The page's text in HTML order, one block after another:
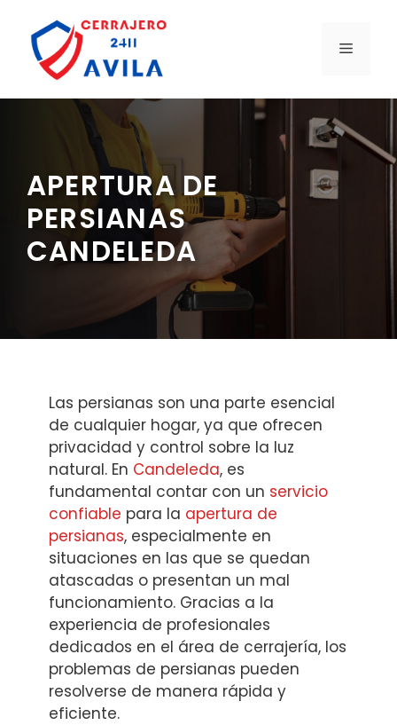
contenido
MENÚ
APERTURA DE
PERSIANAS
CANDELEDA
Las persianas son una parte esencial
de cualquier hogar, ya que ofrecen
privacidad y control sobre la luz
natural. En Candeleda, es
fundamental contar con un servicio
confiable para la apertura de
persianas, especialmente en
situaciones en las que se quedan
atascadas o presentan un mal
funcionamiento. Gracias a la
experiencia de profesionales
dedicados en el área de cerrajería, los
problemas de persianas pueden
resolverse de manera rápida y
eficiente.